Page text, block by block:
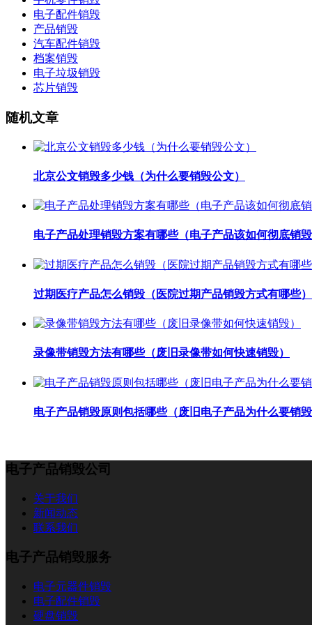
电子配件销毁
产品销毁
汽车配件销毁
档案销毁
电子垃圾销毁
芯片销毁
随机文章
北京公文销毁多少钱（为什么要销毁公文）
电子产品处理销毁方案有哪些（电子产品该如何彻底销
过期医疗产品怎么销毁（医院过期产品销毁方式有哪些）
录像带销毁方法有哪些（废旧录像带如何快速销毁）
电子产品销毁原则包括哪些（废旧电子产品为什么要销
电子产品销毁公司
关于我们
新闻动态
联系我们
电子产品销毁服务
电子元器件销毁
电子配件销毁
硬盘销毁